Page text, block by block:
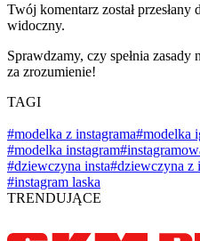
Twój komentarz został
widoczny.
Sprawdzamy, czy spełnia
za zrozumienie!
TAGI
#modelka z instagrama#modelka
#modelka instagram
#dziewczyna insta#dziewczyna z
#instagram laska
TRENDUJĄCE